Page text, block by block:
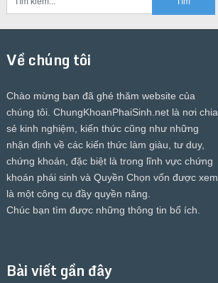
Về chúng tôi
Chào mừng bạn đã ghé thăm website của
chúng tôi. ChungKhoanPhaiSinh.netlà nơi chia
sẻ kinh nghiệm, kiến thức cũng như những
nhận định về các kiến thức làm giàu, tư duy,
chứng khoán, đặc biệt là trong lĩnh vực chứng
khoán phái sinh và Quyền Chọn vốn được xem
là một công cụ đầy quyền năng.
Chúc bạn tìm được những thông tin bổ ích.
Bài viết gần đây